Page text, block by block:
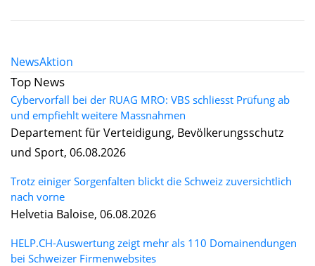
NewsAktion
Top News
Cybervorfall bei der RUAG MRO: VBS schliesst Prüfung ab
und empfiehlt weitere Massnahmen
Departement für Verteidigung, Bevölkerungsschutz
und Sport, 06.08.2026
Trotz einiger Sorgenfalten blickt die Schweiz zuversichtlich
nach vorne
Helvetia Baloise, 06.08.2026
HELP.CH-Auswertung zeigt mehr als 110 Domainendungen
bei Schweizer Firmenwebsites